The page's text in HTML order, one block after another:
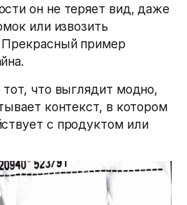
он не теряет вид, даже
или извозить
пример
что выглядит модно,
контекст, в котором
с продуктом или